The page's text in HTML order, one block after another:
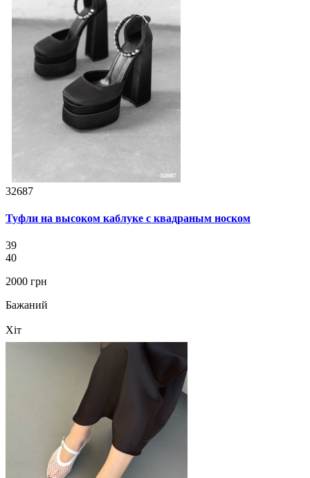
32687
Туфли на высоком каблуке с квадраным носком
39
40
2000 грн
Бажаний
Хіт